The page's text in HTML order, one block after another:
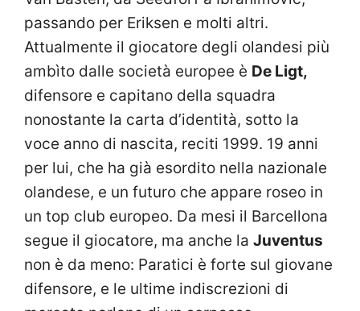
passando per Eriksen e molti altri.
Attualmente il giocatore degli olandesi più
ambìto dalle società europee è De Ligt,
difensore e capitano della squadra
nonostante la carta d’identità, sotto la
voce anno di nascita, reciti 1999. 19 anni
per lui, che ha già esordito nella nazionale
olandese, e un futuro che appare roseo in
un top club europeo. Da mesi il Barcellona
segue il giocatore, ma anche la Juventus
non è da meno: Paratici è forte sul giovane
difensore, e le ultime indiscrezioni di